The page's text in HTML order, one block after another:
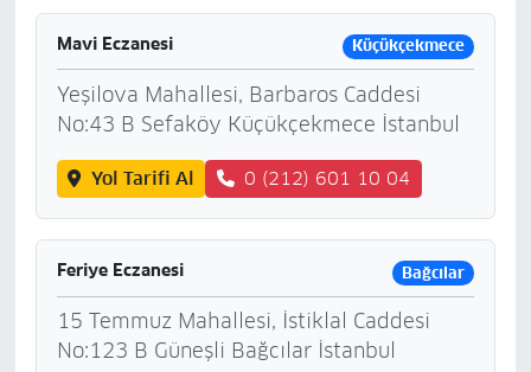
Mavi Eczanesi Küçükçekmece
Yeşilova Mahallesi, Barbaros Caddesi
No:43 B Sefaköy Küçükçekmece İstanbul
Yol Tarifi Al 0 (212) 601 10 04
Feriye Eczanesi Bağcılar
15 Temmuz Mahallesi, İstiklal Caddesi
No:123 B Güneşli Bağcılar İstanbul